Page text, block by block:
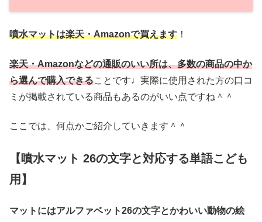
噴水マットは楽天・Amazonで買えます ！
楽天・Amazonなどの通販のいい所は、多数の商品の中か
ら選んで購入できることです♩実際に使用された方の口コ
ミが掲載されている商品もあるのがいい点ですね＾＾
ここでは、何点かご紹介していきます＾＾
【噴水マット 26の文字と対応する単語こども
用】
マットにはアルファベット26の文字とかわいい動物の絵